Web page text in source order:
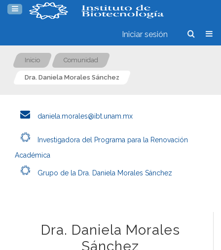
Iniciar sesión
Inicio Comunidad
Dra. Daniela Morales Sánchez
daniela.morales@ibt.unam.mx
Investigadora del Programa para la Renovación
Académica
Grupo de la Dra. Daniela Morales Sánchez
Dra. Daniela Morales
Sánchez